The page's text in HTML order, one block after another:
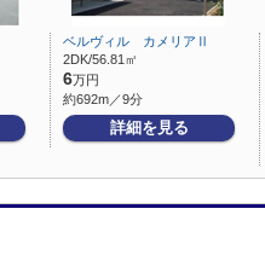
ベルヴィル カメリアⅡ
2DK/56.81㎡
6万円
約692m／9分
詳細を見る